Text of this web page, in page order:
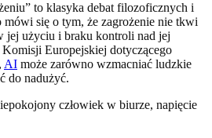
to klasyka debat filozoficznych i
mówi się o tym, że zagrożenie nie tkwi
jej użyciu i braku kontroli nad jej
Europejskiej dotyczącego
AI może zarówno wzmacniać ludzkie
do nadużyć.